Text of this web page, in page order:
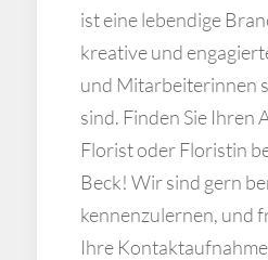
ist eine lebendige
kreative und
und Mitarbeiterinnen
sind. Finden Sie Ihren
Florist oder Floristin
Beck! Wir sind gern
kennenzulernen, und
Ihre